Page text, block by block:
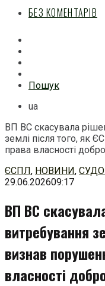
БЕЗ КОМЕНТАРІВ
Пошук
ua
ВП ВС скасувала
землі після того, як
права власності
Перейти
до
ЄСПЛ, НОВИНИ,
29.06.202609:17
ВП ВС
витребування
визнав
власності